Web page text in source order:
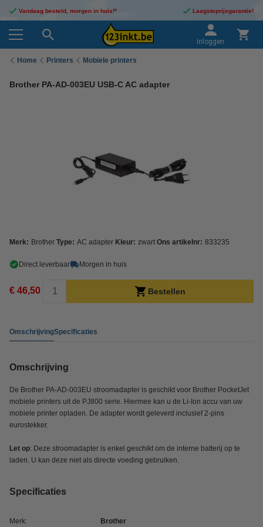
Vandaag besteld, morgen in huis!* Laagsteprijsgarantie!
Inloggen
Home Printers Mobiele printers
Brother PA-AD-003EU USB-C AC adapter
Merk: Brother Type: AC adapter Kleur: zwart Ons artikelnr: 833235
Direct leverbaar Morgen in huis
€ 46,50 Bestellen
OmschrijvingSpecificaties
Omschrijving
De Brother PA-AD-003EU stroomadapter is geschikt voor Brother PocketJet
mobiele printers uit de PJ800 serie. Hiermee kan u de Li-Ion accu van uw
mobiele printer opladen. De adapter wordt geleverd inclusief 2-pins
eurostekker.
Let op: Deze stroomadapter is enkel geschikt om de interne batterij op te
laden. U kan deze niet als directe voeding gebruiken.
Specificaties
Merk: Brother